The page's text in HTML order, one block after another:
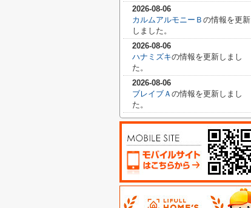
2026-08-06
カルムアルモニーＢ の情報を更新
しました。
2026-08-06
ハナミズキの情報を更新しまし
た。
2026-08-06
ブレイブＡ の情報を更新しまし
た。